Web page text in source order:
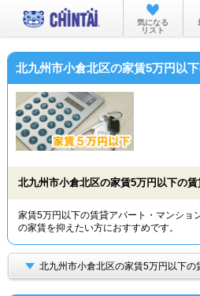
お部屋を探
沿線
物件
TOP
気になる
リスト
北九州市小倉北区の家賃5万円以
北九州市小倉北区の家賃5万円以下の
家賃5万円以下の賃貸アパート・マンショ
の家賃を抑えたい方におすすめです。
北九州市小倉北区の家賃5万円以下の